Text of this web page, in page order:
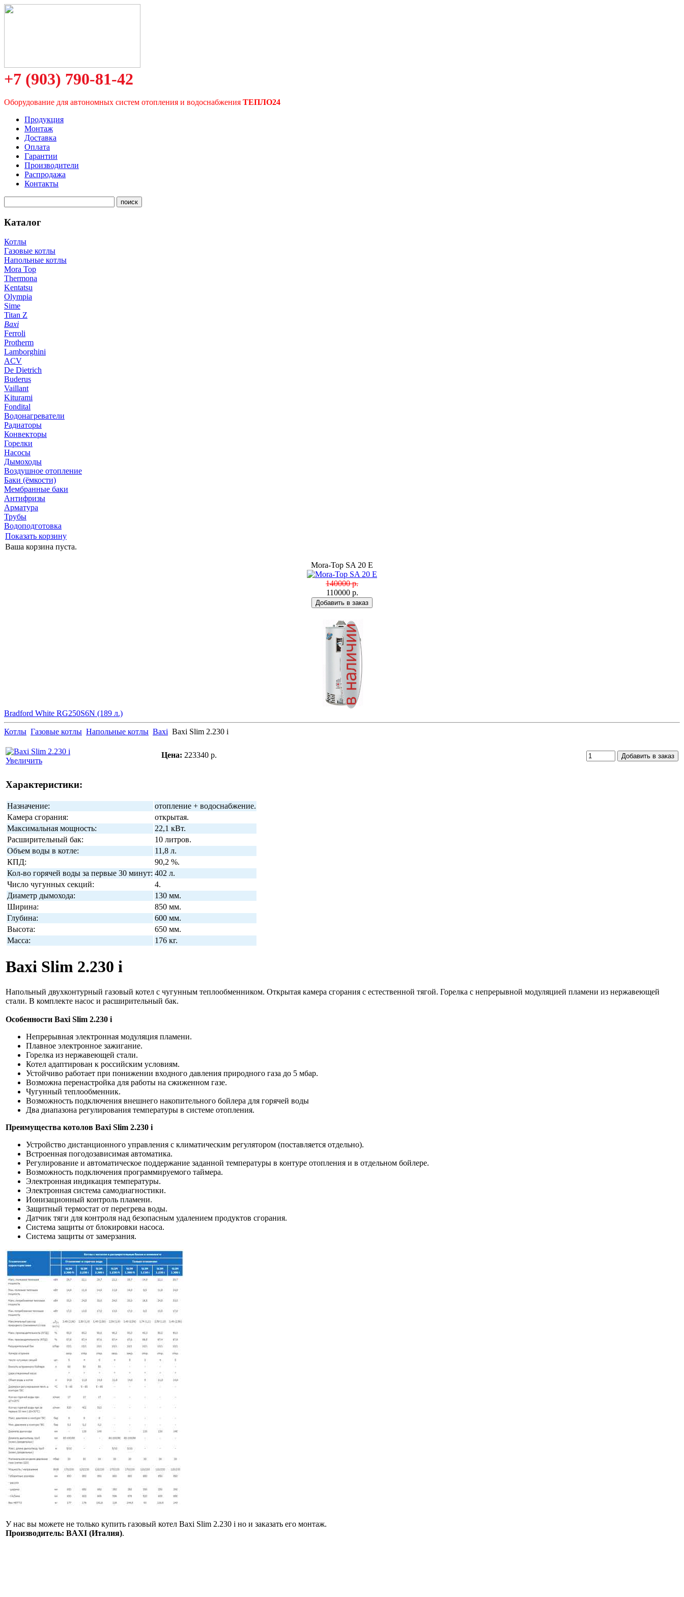
+7 (903) 790-81-42
Оборудование для автономных систем отопления и водоснабжения ТЕПЛО24
Продукция
Монтаж
Доставка
Оплата
Гарантии
Производители
Распродажа
Контакты
Каталог
Котлы
Газовые котлы
Напольные котлы
Mora Top
Thermona
Kentatsu
Olympia
Sime
Titan Z
Baxi
Ferroli
Protherm
Lamborghini
ACV
De Dietrich
Buderus
Vaillant
Kiturami
Fondital
Водонагреватели
Радиаторы
Конвекторы
Горелки
Насосы
Дымоходы
Воздушное отопление
Баки (ёмкости)
Мембранные баки
Антифризы
Арматура
Трубы
Водоподготовка
Показать корзину
Ваша корзина пуста.
Mora-Top SA 20 E
140000 р.
110000 р.
Bradford White RG250S6N (189 л.)
Котлы Газовые котлы Напольные котлы Baxi Baxi Slim 2.230 i
Увеличить
Цена: 223340 р.
Характеристики:
Назначение:
отопление + водоснабжение.
Камера сгорания:
открытая.
Максимальная мощность:
22,1 кВт.
Расширительный бак:
10 литров.
Объем воды в котле:
11,8 л.
КПД:
90,2 %.
Кол-во горячей воды за первые 30 минут: 402 л.
Число чугунных секций:
4.
Диаметр дымохода:
130 мм.
Ширина:
850 мм.
Глубина:
600 мм.
Высота:
650 мм.
Масса:
176 кг.
Baxi Slim 2.230 i
Напольный двухконтурный газовый котел с чугунным теплообменником. Открытая камера сгорания с естественной тягой. Горелка с непрерывной модуляцией пламени из нержавеющей
стали. В комплекте насос и расширительный бак.
Особенности Baxi Slim 2.230 i
Непрерывная электронная модуляция пламени.
Плавное электронное зажигание.
Горелка из нержавеющей стали.
Котел адаптирован к российским условиям.
Устойчиво работает при понижении входного давления природного газа до 5 мбар.
Возможна перенастройка для работы на сжиженном газе.
Чугунный теплообменник.
Возможность подключения внешнего накопительного бойлера для горячей воды
Два диапазона регулирования температуры в системе отопления.
Преимущества котолов Baxi Slim 2.230 i
Устройство дистанционного управления с климатическим регулятором (поставляется отдельно).
Встроенная погодозависимая автоматика.
Регулирование и автоматическое поддержание заданной температуры в контуре отопления и в отдельном бойлере.
Возможность подключения программируемого таймера.
Электронная индикация температуры.
Электронная система самодиагностики.
Ионизационный контроль пламени.
Защитный термостат от перегрева воды.
Датчик тяги для контроля над безопасным удалением продуктов сгорания.
Система защиты от блокировки насоса.
Система защиты от замерзания.
У нас вы можете не только купить газовый котел Baxi Slim 2.230 i но и заказать его монтаж.
Производитель: BAXI (Италия).